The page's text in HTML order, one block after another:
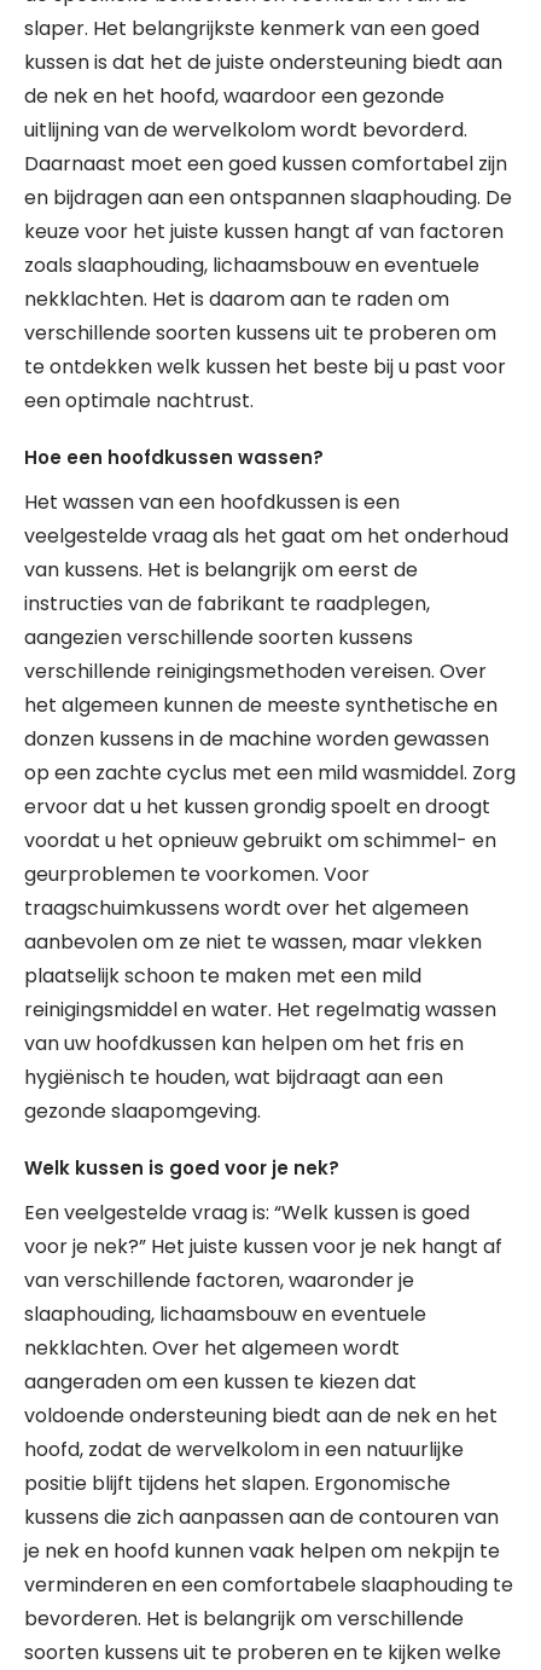
slaper. Het belangrijkste kenmerk van een goed
kussen is dat het de juiste ondersteuning biedt aan
de nek en het hoofd, waardoor een gezonde
uitlijning van de wervelkolom wordt bevorderd.
Daarnaast moet een goed kussen comfortabel zijn
en bijdragen aan een ontspannen slaaphouding. De
keuze voor het juiste kussen hangt af van factoren
zoals slaaphouding, lichaamsbouw en eventuele
nekklachten. Het is daarom aan te raden om
verschillende soorten kussens uit te proberen om
te ontdekken welk kussen het beste bij u past voor
een optimale nachtrust.
Hoe een hoofdkussen wassen?
Het wassen van een hoofdkussen is een
veelgestelde vraag als het gaat om het onderhoud
van kussens. Het is belangrijk om eerst de
instructies van de fabrikant te raadplegen,
aangezien verschillende soorten kussens
verschillende reinigingsmethoden vereisen. Over
het algemeen kunnen de meeste synthetische en
donzen kussens in de machine worden gewassen
op een zachte cyclus met een mild wasmiddel. Zorg
ervoor dat u het kussen grondig spoelt en droogt
voordat u het opnieuw gebruikt om schimmel- en
geurproblemen te voorkomen. Voor
traagschuimkussens wordt over het algemeen
aanbevolen om ze niet te wassen, maar vlekken
plaatselijk schoon te maken met een mild
reinigingsmiddel en water. Het regelmatig wassen
van uw hoofdkussen kan helpen om het fris en
hygiënisch te houden, wat bijdraagt aan een
gezonde slaapomgeving.
Welk kussen is goed voor je nek?
Een veelgestelde vraag is: “Welk kussen is goed
voor je nek?” Het juiste kussen voor je nek hangt af
van verschillende factoren, waaronder je
slaaphouding, lichaamsbouw en eventuele
nekklachten. Over het algemeen wordt
aangeraden om een kussen te kiezen dat
voldoende ondersteuning biedt aan de nek en het
hoofd, zodat de wervelkolom in een natuurlijke
positie blijft tijdens het slapen. Ergonomische
kussens die zich aanpassen aan de contouren van
je nek en hoofd kunnen vaak helpen om nekpijn te
verminderen en een comfortabele slaaphouding te
bevorderen. Het is belangrijk om verschillende
soorten kussens uit te proberen en te kijken welke